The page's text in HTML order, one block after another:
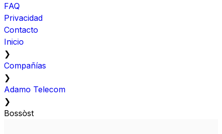
FAQ
Privacidad
Contacto
Inicio
❯
Compañías
❯
Adamo Telecom
❯
Bossòst